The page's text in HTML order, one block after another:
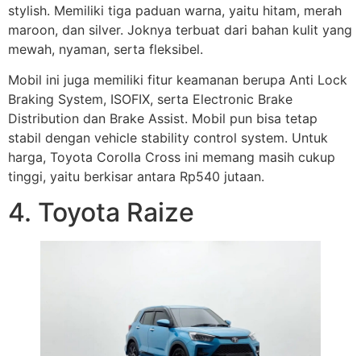
stylish. Memiliki tiga paduan warna, yaitu hitam, merah
maroon, dan silver. Joknya terbuat dari bahan kulit yang
mewah, nyaman, serta fleksibel.
Mobil ini juga memiliki fitur keamanan berupa Anti Lock
Braking System, ISOFIX, serta Electronic Brake
Distribution dan Brake Assist. Mobil pun bisa tetap
stabil dengan vehicle stability control system. Untuk
harga, Toyota Corolla Cross ini memang masih cukup
tinggi, yaitu berkisar antara Rp540 jutaan.
4. Toyota Raize